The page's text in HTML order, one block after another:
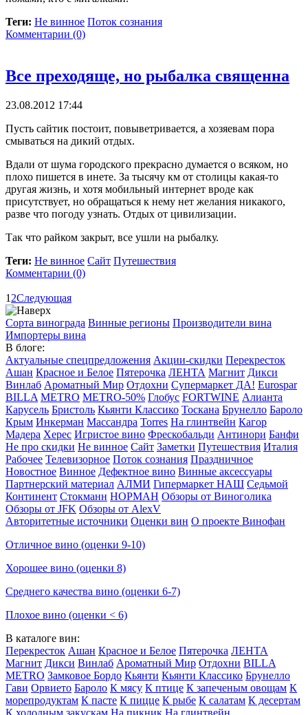
Теги: Не винное Поток сознания
Комментарии (0)
Все преходяще, но рыбалка священна
23.08.2012 17:44
Пусть сайтик постоит, повыветривается, а хозяевам пора
смываться на дикий отдых.
Вдали от шума городского прекрасно думается о всяком, но
плохо пишется в инете. За тысячу км от столицы какая-то
другая жизнь, и хотя мобильный интернет вроде как
присутствует, но обращаться к нему нет желания никакого,
разве что погоду узнать. Отдых от цивилизации.
Так что райком закрыт, все ушли на рыбалку.
Теги: Не винное Сайт Путешествия
Комментарии (0)
1 2Следующая
Сорта винограда Винные регионы Производители вина
Импортеры вина
В блоге:
Актуальные спецпредложения Акции-скидки Перекресток
Ашан Красное и Белое Пятерочка ЛЕНТА Магнит Дикси
Винлаб Ароматный Мир Отдохни Супермаркет ДА! Eurospar
BILLA METRO METRO-50% Глобус FORTWINE Алианта
Карусель Бристоль Кьянти Классико Тоскана Брунелло Бароло
Крым Инкерман Массандра Torres На глинтвейн Кагор
Мадера Херес Игристое вино Фрескобальди Антинори Банфи
Не про скидки Не винное Сайт Заметки Путешествия Италия
Рабочее Телевизорное Поток сознания Праздничное
Новостное Винное Дефектное вино Винные аксессуары
Партнерский материал АЛМИ Гипермаркет НАШ Седьмой
Континент Стокманн НОРМАН Обзоры от Виноголика
Обзоры от JFK Обзоры от AlexV
Авторитетные источники Оценки вин О проекте Винофан
Отличное вино (оценки 9-10)
Хорошее вино (оценки 8)
Среднего качества вино (оценки 6-7)
Плохое вино (оценки < 6)
В каталоге вин:
Перекресток Ашан Красное и Белое Пятерочка ЛЕНТА
Магнит Дикси Винлаб Ароматный Мир Отдохни BILLA
METRO Замковое Бордо Кьянти Кьянти Классико Брунелло
Гави Орвието Бароло К мясу К птице К запеченым овощам К
морепродуктам К пасте К пицце К рыбе К салатам К десертам
К холодным закускам На пикник На глинтвейн